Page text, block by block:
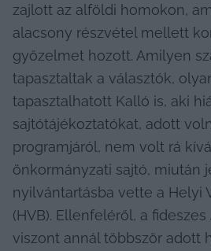
zajlott az alföldi homokon,
alacsony részvétel mellett
győzelmet hozott. Amilyen
tapasztaltak a választók,
tapasztalhatott Kalló is, aki
sajtótájékoztatókat, adott
programjáról, nem volt rá
önkormányzati sajtó, miután
nyilvántartásba vette a Helyi
(HVB). Ellenfeléről, a fideszes
viszont annál többször adott